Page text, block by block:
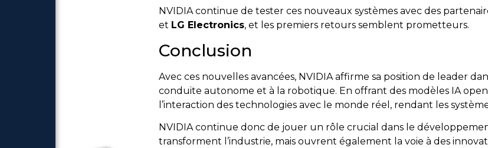
NVIDIA continue de tester ces nouveaux systèmes avec des
et LG Electronics, et les premiers retours semblent prometteurs.
Conclusion
Avec ces nouvelles avancées, NVIDIA affirme sa position de leader
conduite autonome et à la robotique. En offrant des modèles IA
l’interaction des technologies avec le monde réel, rendant les
NVIDIA continue donc de jouer un rôle crucial dans le
transforment l’industrie, mais ouvrent également la voie à des